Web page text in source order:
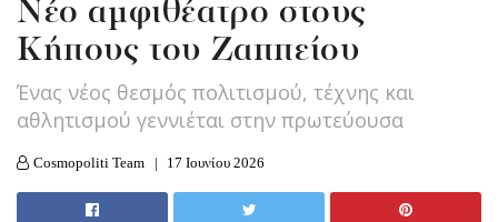
Nέο αμφιθέατρο στους
Κήπους του Ζαππείου
Ένας νέος θεσμός πολιτισμού, τέχνης και
αθλητισμού γεννιέται στην πρωτεύουσα
Cosmopoliti Team 17 Ιουνίου 2026